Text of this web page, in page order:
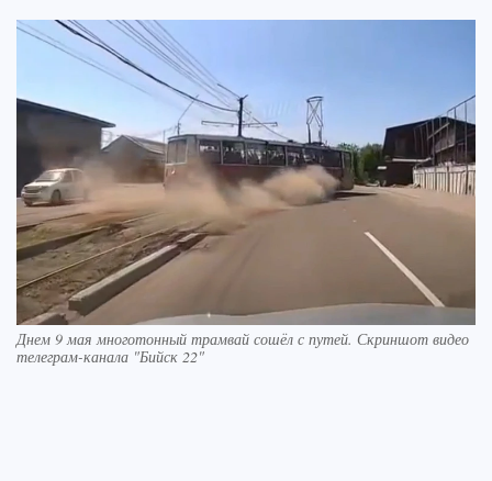
Днем 9 мая многотонный трамвай сошёл с путей. Скриншот видео
телеграм-канала "Бийск 22"